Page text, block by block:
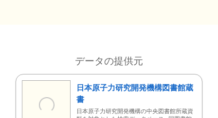
データの提供元
日本原子力研究開発機構図書館蔵
書
日本原子力研究開発機構の中央図書館所蔵資